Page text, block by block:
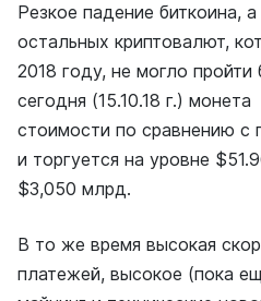
Резкое падение биткоина,
остальных криптовалют,
2018 году, не могло
сегодня (15.10.18 г.)
стоимости по сравнению с
и торгуется на уровне
$3,050 млрд.
В то же время высокая
платежей, высокое (пока